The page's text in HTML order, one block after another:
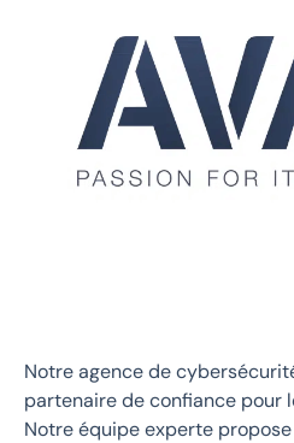
Notre agence de
partenaire de confiance pour
Notre équipe experte